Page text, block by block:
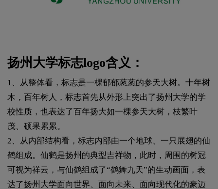
扬州大学标志logo含义：
1、从整体看，标志是一棵郁郁葱葱的参天大树。十年树
木，百年树人，标志首先从外形上突出了扬州大学的学
校性质，也表达了百年扬大如一棵参天大树，枝繁叶
茂、硕果累累。
2、从内部结构看，标志内部由一个地球、一只展翅的仙
鹤组成。仙鹤是扬州的典型吉祥物，此时，周围的树冠
可视为祥云，与仙鹤组成了“鹤舞九天”的生动画面，表
达了扬州大学面向世界、面向未来、面向现代化的豪迈